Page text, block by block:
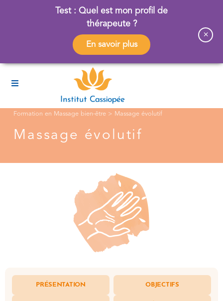
Test : Quel est mon profil de
thérapeute ?
En savoir plus
×
Formation en Massage bien-être > Massage évolutif
Massage évolutif
PRÉSENTATION OBJECTIFS